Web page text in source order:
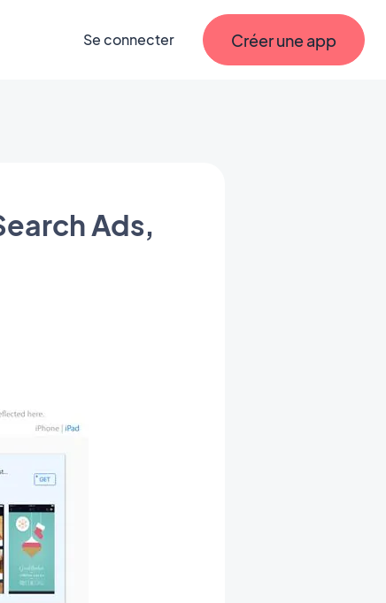
Se connecter Créer une app
Ads,